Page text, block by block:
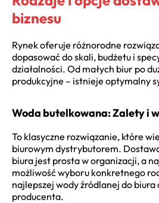
biznesu
Rynek oferuje różnorodne
dopasować do skali, budżetu i
działalności. Od małych biur po
produkcyjne – istnieje optymalny
Woda butelkowana: Zalety i
To klasyczne rozwiązanie, które
biurowym dystrybutorem.
biura jest prosta w organizacji, a
możliwość wyboru konkretnego
najlepszej wody źródlanej do
producenta.